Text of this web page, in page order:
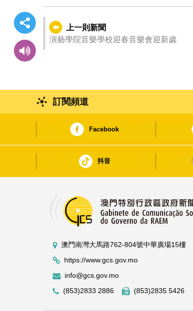
上一則新聞
演藝學院音樂學校迎春音樂會迎新歲
訂閱頻道
Facebook
抖音
澳門南灣大馬路762-804號中華廣場15樓
https://www.gcs.gov.mo
info@gcs.gov.mo
(853)2833 2886
(853)2835 5426